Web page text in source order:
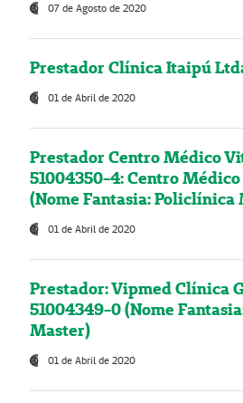
07 de Agosto de 2020
Prestador Clínica Itaipú
01 de Abril de 2020
Prestador Centro Médico
51004350-4: Centro
(Nome Fantasia: Policlínica
01 de Abril de 2020
Prestador: Vipmed Clínica
51004349-0 (Nome
Master)
01 de Abril de 2020